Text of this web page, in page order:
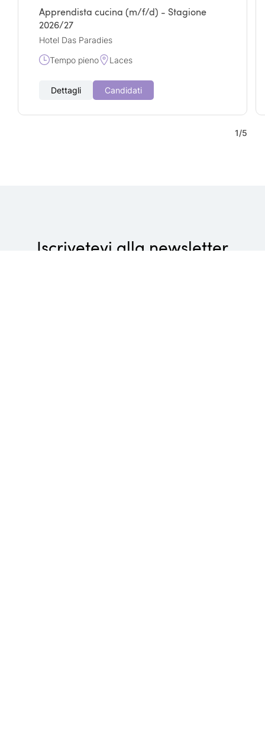
Apprendista cucina (m/f/d) - Stagione
2026/27
Hotel Das Paradies
Tempo pieno
Laces
Dettagli Candidati
1/5
Iscrivetevi alla newsletter